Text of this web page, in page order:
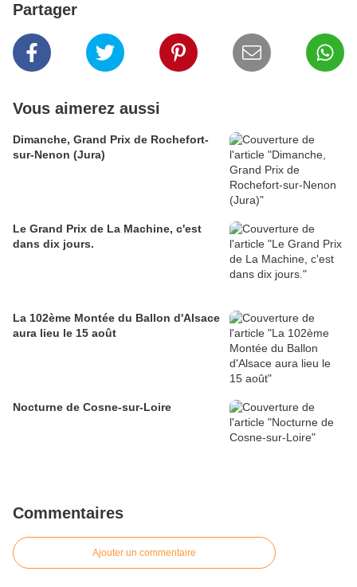
Partager
Vous aimerez aussi
Dimanche, Grand Prix de Rochefort-
sur-Nenon (Jura)
Le Grand Prix de La Machine, c'est
dans dix jours.
La 102ème Montée du Ballon d'Alsace
aura lieu le 15 août
Nocturne de Cosne-sur-Loire
Commentaires
Ajouter un commentaire